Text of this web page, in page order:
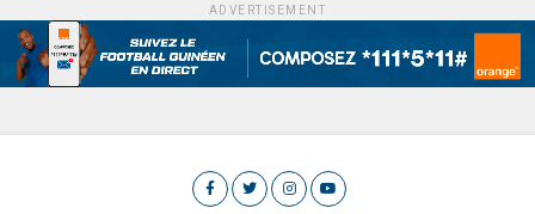
ADVERTISEMENT